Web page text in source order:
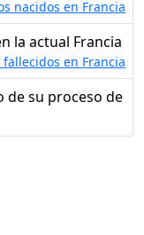
nacidos en Francia
la actual Francia
fallecidos en Francia
de su proceso de